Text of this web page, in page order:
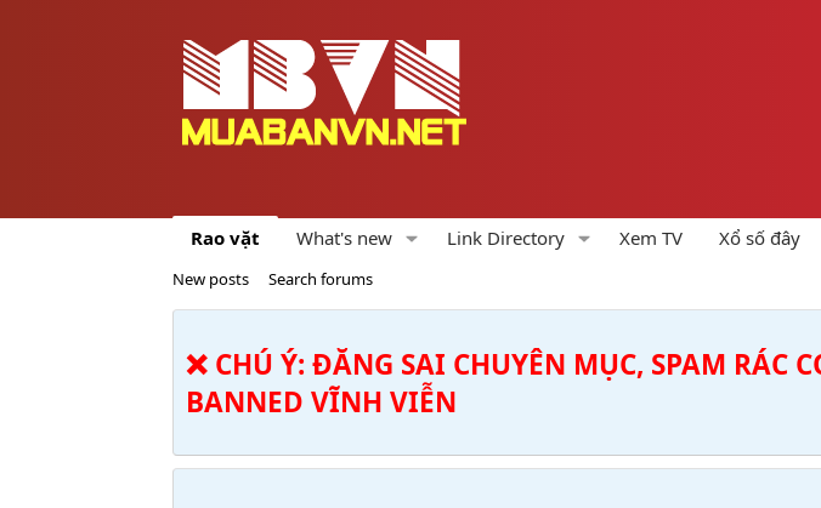
Rao vặt What's new Link Directory Xem TV Xổ số đây
New posts Search forums
❌ CHÚ Ý: ĐĂNG SAI CHUYÊN MỤC, SPAM RÁC
BANNED VĨNH VIỄN